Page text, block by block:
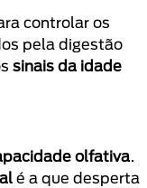
controlar os
pela digestão
sinais da idade
olfativa.
é a que desperta